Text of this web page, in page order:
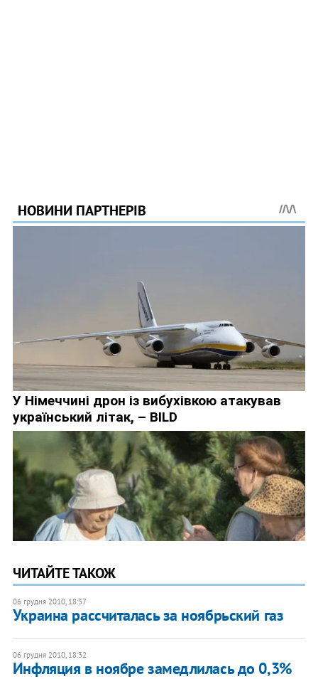
ЧИТАЙТЕ ТАКОЖ
06 грудня 2010, 18:37
​Украина рассчиталась за ноябрьский газ
06 грудня 2010, 18:32
Инфляция в ноябре замедлилась до 0,3%